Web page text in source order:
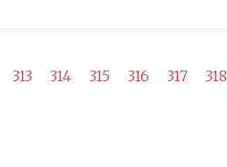
313 314 315 316 317 318